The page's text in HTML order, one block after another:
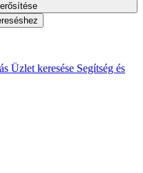
Üzlet keresése Segítség és